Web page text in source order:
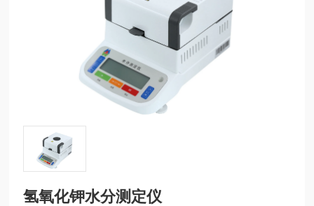
氢氧化钾水分测定仪